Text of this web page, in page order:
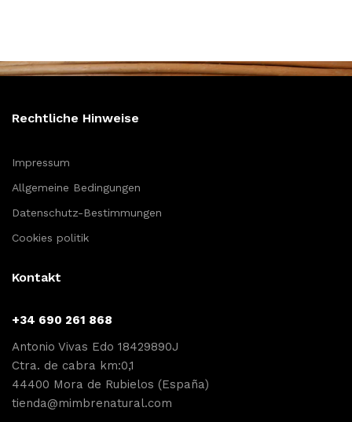
Rechtliche Hinweise
Impressum
Allgemeine Bedingungen
Datenschutz-Bestimmungen
Cookies politik
Kontakt
+34 690 261 868
Antonio Vivas Edo 18429890J
Ctra. de cabra km:0,1
44400 Mora de Rubielos (España)
tienda@mimbrenatural.com